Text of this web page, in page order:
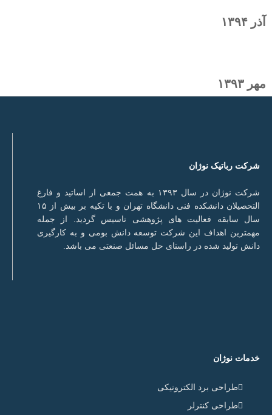
آذر ۱۳۹۴
مهر ۱۳۹۳
شرکت رباتیک نوژان
شرکت نوژان در سال ۱۳۹۳ به همت جمعی از اساتید و فارغ
التحصیلان دانشکده فنی دانشگاه تهران و با تکیه بر بیش از ۱۵
سال سابقه فعالیت های پژوهشی تاسیس گردید. از جمله
مهمترین اهداف این شرکت توسعه دانش بومی و به کارگیری
دانش تولید شده در راستای حل مسائل صنعتی می باشد.
خدمات نوژان
طراحی برد الکترونیکی
طراحی کنترلر